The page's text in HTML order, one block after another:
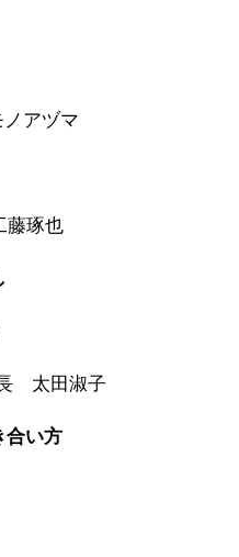
アヅマ
琢也
太田淑子
合い方